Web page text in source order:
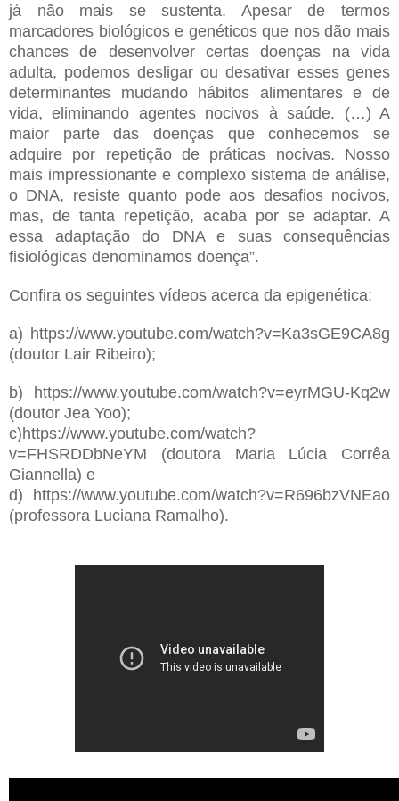
já não mais se sustenta. Apesar de termos
marcadores biológicos e genéticos que nos dão mais
chances de desenvolver certas doenças na vida
adulta, podemos desligar ou desativar esses genes
determinantes mudando hábitos alimentares e de
vida, eliminando agentes nocivos à saúde. (…) A
maior parte das doenças que conhecemos se
adquire por repetição de práticas nocivas. Nosso
mais impressionante e complexo sistema de análise,
o DNA, resiste quanto pode aos desafios nocivos,
mas, de tanta repetição, acaba por se adaptar. A
essa adaptação do DNA e suas consequências
fisiológicas denominamos doença”.
Confira os seguintes vídeos acerca da epigenética:
a) https://www.youtube.com/watch?v=Ka3sGE9CA8g
(doutor Lair Ribeiro);
b) https://www.youtube.com/watch?v=eyrMGU-Kq2w
(doutor Jea Yoo);
c)https://www.youtube.com/watch?
v=FHSRDDbNeYM (doutora Maria Lúcia Corrêa
Giannella) e
d) https://www.youtube.com/watch?v=R696bzVNEao
(professora Luciana Ramalho).